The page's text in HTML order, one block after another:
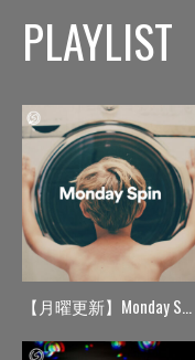
PLAYLIST
【月曜更新】Monday Spin